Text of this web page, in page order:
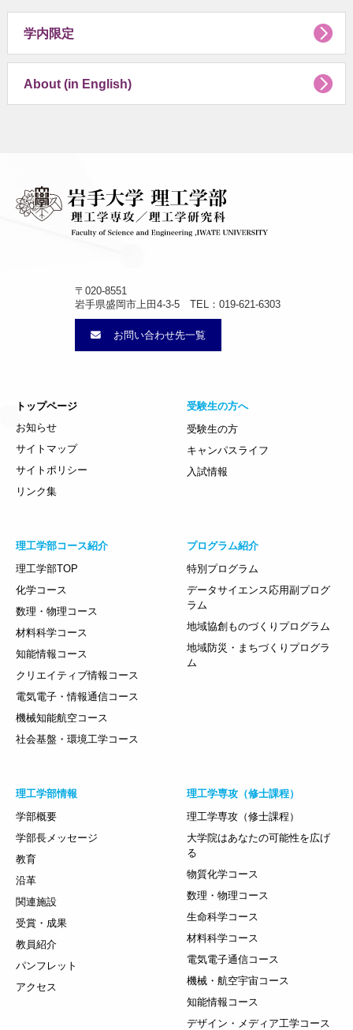
学内限定
About (in English)
〒020-8551
岩手県盛岡市上田4-3-5 TEL：019-621-6303
お問い合わせ先一覧
トップページ
お知らせ
サイトマップ
サイトポリシー
リンク集
受験生の方へ
受験生の方
キャンパスライフ
入試情報
理工学部コース紹介
理工学部TOP
化学コース
数理・物理コース
材料科学コース
知能情報コース
クリエイティブ情報コース
電気電子・情報通信コース
機械知能航空コース
社会基盤・環境工学コース
プログラム紹介
特別プログラム
データサイエンス応用副プログ
ラム
地域協創ものづくりプログラム
地域防災・まちづくりプログラ
ム
理工学部情報
学部概要
学部長メッセージ
教育
沿革
関連施設
受賞・成果
教員紹介
パンフレット
アクセス
理工学専攻（修士課程）
理工学専攻（修士課程）
大学院はあなたの可能性を広げ
る
物質化学コース
数理・物理コース
生命科学コース
材料科学コース
電気電子通信コース
機械・航空宇宙コース
知能情報コース
デザイン・メディア工学コース